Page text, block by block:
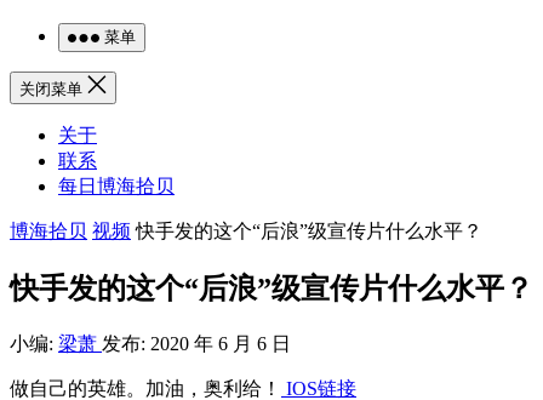
菜单
关闭菜单
关于
联系
每日博海拾贝
博海拾贝 视频 快手发的这个“后浪”级宣传片什么水平？
快手发的这个“后浪”级宣传片什么水平？
小编: 梁萧 发布: 2020 年 6 月 6 日
做自己的英雄。加油，奥利给！ IOS链接